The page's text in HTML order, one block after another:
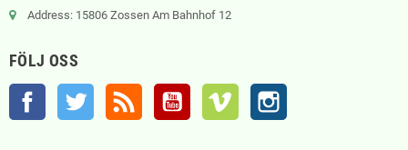
Address: 15806 Zossen Am Bahnhof 12
FÖLJ OSS
Facebook Twitter RSS YouTube Vimeo